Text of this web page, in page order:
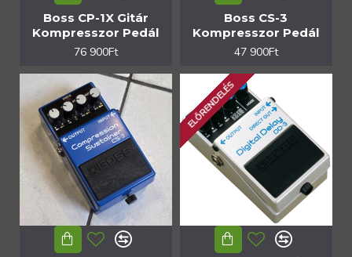
Boss CP-1X Gitár
Kompresszor Pedál
76 900Ft
Boss CS-3
Kompresszor Pedál
47 900Ft
ELŐRENDELÉS